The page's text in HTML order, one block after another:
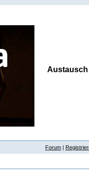
Austausch
Forum |